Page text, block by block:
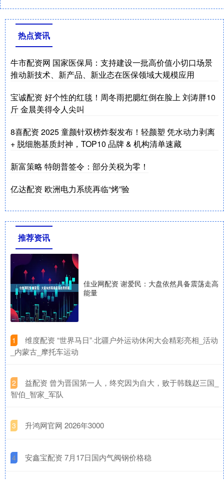
热点资讯
牛市配资网 国家医保局：支持建设一批高价值小切口场景
推动新技术、新产品、新业态在医保领域大规模应用
宝诚配资 好个性的红毯！周冬雨把腮红倒在脸上 刘涛胖10
斤 金晨美得令人尖叫
8喜配资 2025 童颜针双榜炸裂发布！轻颜塑 凭水动力剥离
+ 脱细胞基质封神，TOP10 品牌 & 机构清单速藏
新富策略 特朗普签令：部分关税为零！
亿达配资 欧洲电力系统再临“烤”验
推荐资讯
佳业网配资 谢爱民：大盘依然具备震荡走高
能量
1
​维度配资 “世界马日”·北疆户外运动休闲大会精彩亮相_活动
_内蒙古_摩托车运动
2
​益配资 曾为晋国第一人，终究因为自大，败于韩魏赵三国_
智伯_智家_军队
3 ​升鸿网官网 2026年3000
4 ​安鑫宝配资 7月17日国内气阀钢价格稳